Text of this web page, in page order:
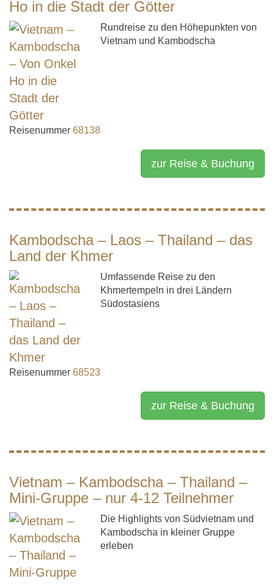
Ho in die Stadt der Götter
Rundreise zu den Höhepunkten von
Vietnam und Kambodscha
Reisenummer 68138
zur Reise & Buchung
Kambodscha – Laos – Thailand – das
Land der Khmer
Umfassende Reise zu den
Khmertempeln in drei Ländern
Südostasiens
Reisenummer 68523
zur Reise & Buchung
Vietnam – Kambodscha – Thailand –
Mini-Gruppe – nur 4-12 Teilnehmer
Die Highlights von Südvietnam und
Kambodscha in kleiner Gruppe
erleben